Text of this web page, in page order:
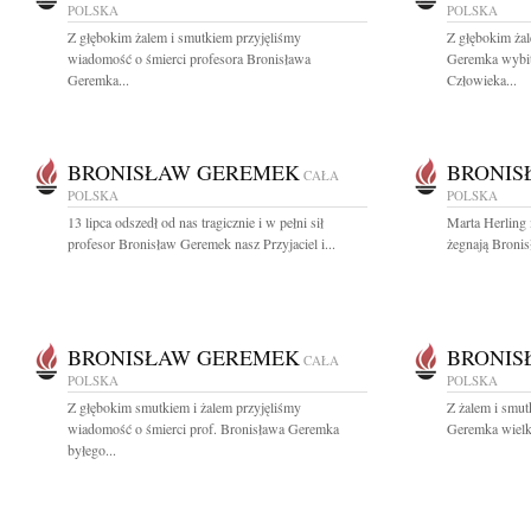
POLSKA
Z głębokim żalem i smutkiem przyjęliśmy
wiadomość o śmierci profesora Bronisława
Geremka...
POLSKA
Z głębokim
Geremka
Człowieka...
BRONISŁAW GEREMEK CAŁA
POLSKA
13 lipca odszedł od nas tragicznie i w pełni sił
profesor Bronisław Geremek nasz Przyjaciel i...
POLSKA
Marta Herling
żegnają
BRONISŁAW GEREMEK CAŁA
POLSKA
Z głębokim smutkiem i żalem przyjęliśmy
wiadomość o śmierci prof. Bronisława Geremka
byłego...
POLSKA
Z żalem i
Geremka